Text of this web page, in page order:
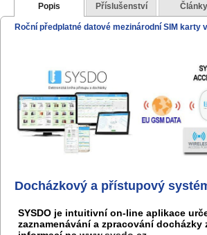
Popis Příslušenství Články
Roční předplatné datové mezinárodní SIM karty
Docházkový a přístupový
SYSDO je intuitivní on-line aplikace
zaznamenávání a zpracování docházky